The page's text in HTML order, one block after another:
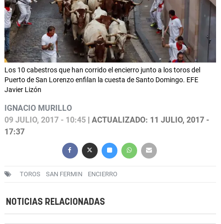
Los 10 cabestros que han corrido el encierro junto a los toros del
Puerto de San Lorenzo enfilan la cuesta de Santo Domingo. EFE
Javier Lizón
IGNACIO MURILLO
09 JULIO, 2017 - 10:45 | ACTUALIZADO: 11 JULIO, 2017 -
17:37
TOROS SAN FERMIN ENCIERRO
NOTICIAS RELACIONADAS